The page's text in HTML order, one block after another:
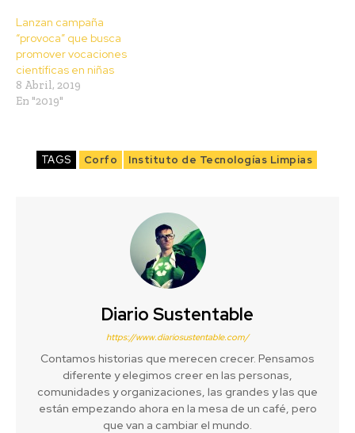
Lanzan campaña
“provoca” que busca
promover vocaciones
científicas en niñas
8 Abril, 2019
En "2019"
TAGS Corfo Instituto de Tecnologías Limpias
Diario Sustentable
https://www.diariosustentable.com/
Contamos historias que merecen crecer. Pensamos
diferente y elegimos creer en las personas,
comunidades y organizaciones, las grandes y las que
están empezando ahora en la mesa de un café, pero
que van a cambiar el mundo.